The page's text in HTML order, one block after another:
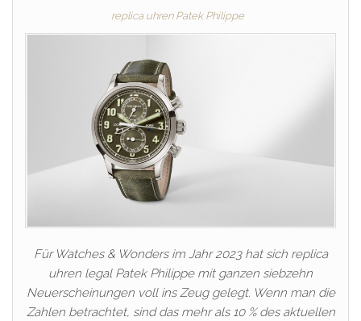
replica uhren Patek Philippe
Für Watches & Wonders im Jahr 2023 hat sich replica
uhren legal Patek Philippe mit ganzen siebzehn
Neuerscheinungen voll ins Zeug gelegt. Wenn man die
Zahlen betrachtet, sind das mehr als 10 % des aktuellen